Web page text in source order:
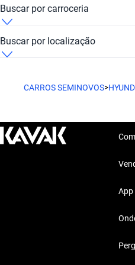
Hyundai HB20X 2018 Marrom
Hyundai HB20X 2018 Preto
Hyundai HB20X 2018 Flex
Buscar por carroceria
Hyundai HB20X 2018 Hatchback
Buscar por localização
CARROS SEMINOVOS>
App